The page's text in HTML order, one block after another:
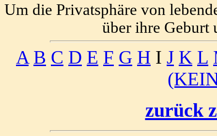
Um die Privatsphäre von
über ihre Geburt
A B C D E F G H I J K L
zurück